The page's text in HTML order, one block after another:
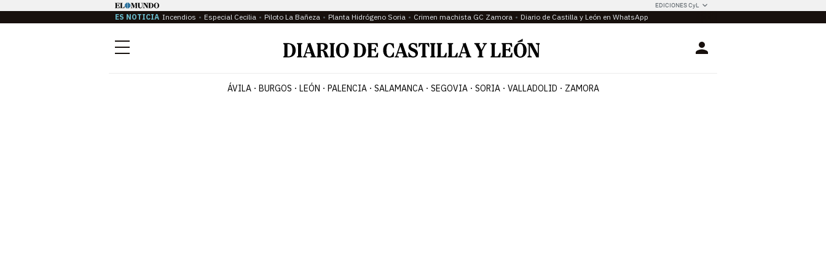
EDICIONES CyL
ES NOTICIA Incendios Especial Cecilia Piloto La Bañeza Planta Hidrógeno Soria Crimen machista GC Zamora Diario de Castilla y León en WhatsApp
Menú Login
ÁVILA BURGOS LEÓN PALENCIA SALAMANCA SEGOVIA SORIA VALLADOLID ZAMORA